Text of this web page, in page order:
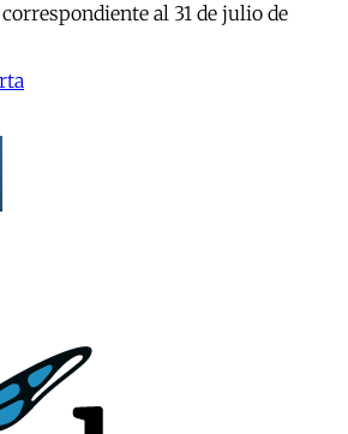
al 31 de julio de